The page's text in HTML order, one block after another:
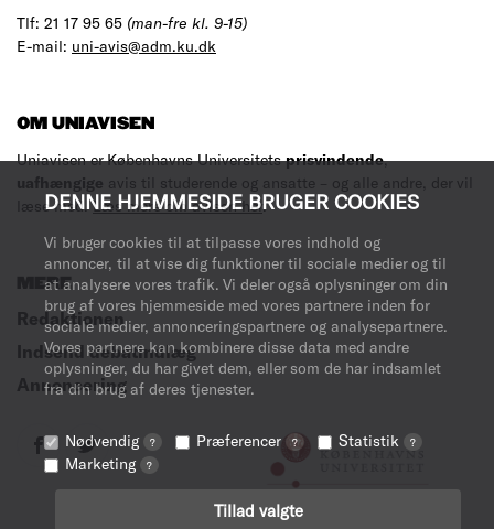
DENNE HJEMMESIDE BRUGER COOKIES
Vi bruger cookies til at tilpasse vores indhold og
annoncer, til at vise dig funktioner til sociale medier og til
at analysere vores trafik. Vi deler også oplysninger om din
brug af vores hjemmeside med vores partnere inden for
sociale medier, annonceringspartnere og analysepartnere.
Vores partnere kan kombinere disse data med andre
oplysninger, du har givet dem, eller som de har indsamlet
fra din brug af deres tjenester.
Nødvendig ? Præferencer ? Statistik ?
Marketing ?
Tillad valgte
Tlf: 21 17 95 65 (man-fre kl. 9-15)
E-mail: uni-avis@adm.ku.dk
OM UNIAVISEN
Uniavisen er Københavns Universitetsprisvindende,
uafhængige avis til studerende og ansatte – og alle andre, der vil
læse med.Læs mere om avisen her.
MERE
Redaktionen
Indsend debatindlæg
Annoncering